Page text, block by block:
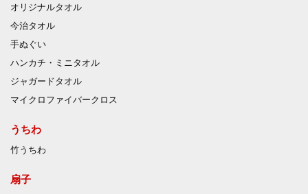
オリジナルタオル
今治タオル
手ぬぐい
ハンカチ・ミニタオル
ジャガードタオル
マイクロファイバークロス
うちわ
竹うちわ
扇子